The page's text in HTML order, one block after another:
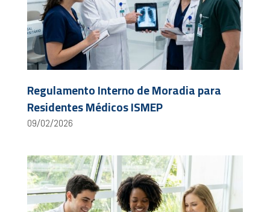
Regulamento Interno de Moradia para
Residentes Médicos ISMEP
09/02/2026